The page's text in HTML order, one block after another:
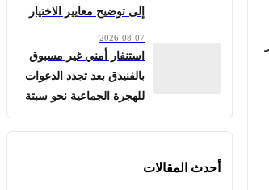
إلى توضيح معايير الاختيار
2026-08-07
استنفار أمني غير مسبوق
بالفنيدق بعد تجدد الدعوات
للهجرة الجماعية نحو سبتة
أحدث المقالات